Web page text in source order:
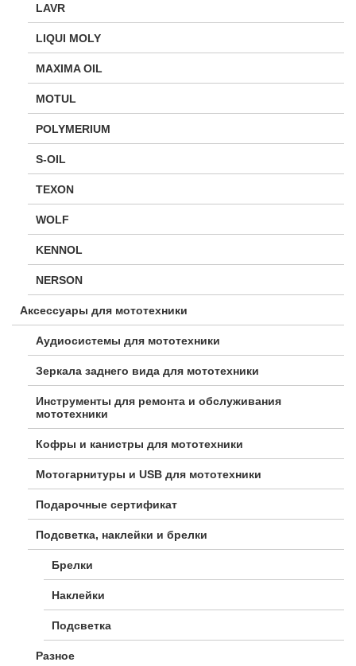
LAVR
LIQUI MOLY
MAXIMA OIL
MOTUL
POLYMERIUM
S-OIL
TEXON
WOLF
KENNOL
NERSON
Аксессуары для мототехники
Аудиосистемы для мототехники
Зеркала заднего вида для мототехники
Инструменты для ремонта и обслуживания
мототехники
Кофры и канистры для мототехники
Мотогарнитуры и USB для мототехники
Подарочные сертификат
Подсветка, наклейки и брелки
Брелки
Наклейки
Подсветка
Разное